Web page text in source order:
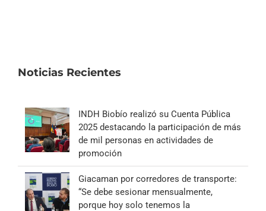
Noticias Recientes
INDH Biobío realizó su Cuenta Pública
2025 destacando la participación de más
de mil personas en actividades de
promoción
Giacaman por corredores de transporte:
“Se debe sesionar mensualmente,
porque hoy solo tenemos la